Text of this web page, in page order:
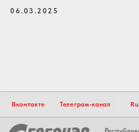
06.03.2025